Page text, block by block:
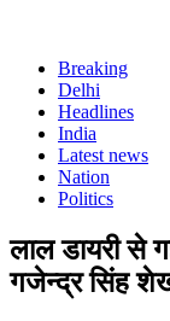
Breaking
Delhi
Headlines
India
Latest news
Nation
Politics
लाल डायरी से
गजेन्द्र सिंह